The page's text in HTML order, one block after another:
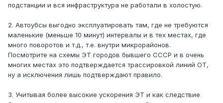
подстанции и вся инфраструктура не работали в холостую.
2. Автоубсы выгодно эксплуатировать там, где не требуются
маленькие (меньше 10 минут) интервалы и в тех местах, где
много поворотов и т.д., т.е. внутри микрорайонов.
Посмотрите на схемы ЭТ городов бывшего СССР и в очень
многих местах это подтверждается трассировкой линий ОТ,
ну а исключения лишь подтверждают правило.
3. Учитывая более высокие ускорения ЭТ и как следствие